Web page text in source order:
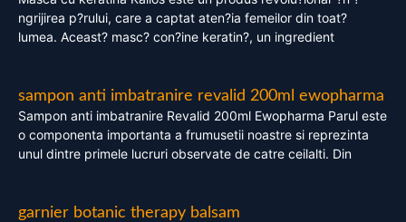
ngrijirea p?rului, care a captat aten?ia femeilor din toat?
lumea. Aceast? masc? con?ine keratin?, un ingredient
sampon anti imbatranire revalid 200ml ewopharma
Sampon anti imbatranire Revalid 200ml Ewopharma Parul este
o componenta importanta a frumusetii noastre si reprezinta
unul dintre primele lucruri observate de catre ceilalti. Din
garnier botanic therapy balsam